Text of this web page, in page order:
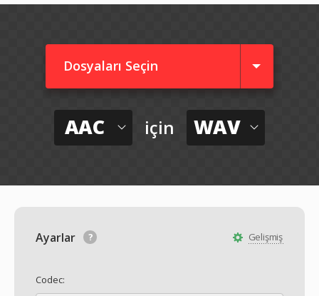
Dosyaları Seçin
AAC için WAV
Gelişmiş
Ayarlar
Codec: